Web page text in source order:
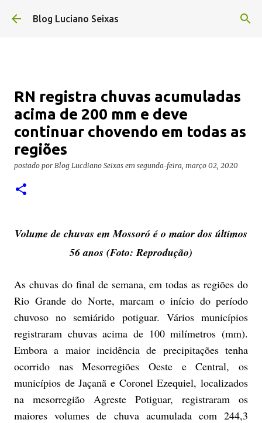
Pular para o conteúdo principal
Blog Luciano Seixas
RN registra chuvas acumuladas
acima de 200 mm e deve
continuar chovendo em todas as
regiões
postado por Blog Lucdiano Seixas em segunda-feira, março 02, 2020
Volume de chuvas em Mossoró é o maior dos últimos
56 anos (Foto: Reprodução)
As chuvas do final de semana, em todas as regiões do
Rio Grande do Norte, marcam o início do período
chuvoso no semiárido potiguar. Vários municípios
registraram chuvas acima de 100 milímetros (mm).
Embora a maior incidência de precipitações tenha
ocorrido nas Mesorregiões Oeste e Central, os
municípios de Jaçanã e Coronel Ezequiel, localizados
na mesorregião Agreste Potiguar, registraram os
maiores volumes de chuva acumulada com 244,3